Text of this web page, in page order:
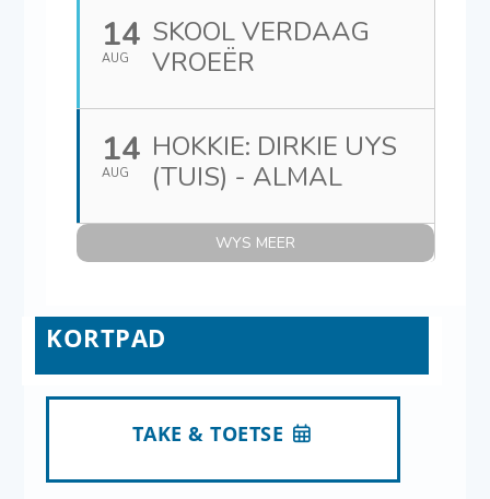
14
AUG
SKOOL VERDAAG
VROEËR
14
AUG
HOKKIE: DIRKIE UYS
(TUIS) - ALMAL
WYS MEER
KORTPAD
TAKE & TOETSE